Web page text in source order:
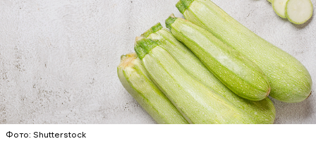
Фото: Shutterstock
ЕДА ОВОЩИ РЕЦЕПТЫ
Фото: Shutterstock
— Наиболее распространенные борщ, щи, котлеты,
салаты, лаваш с творогом и сыром, пироги, омлет,
запеканка. Щавеля там везде используется
немного, поэтому никакого вреда от него не будет.
Чем разнообразнее рацион питания человека, тем
лучше. Потому что это исключает вероятность
возникновения дефицитов микроэлементов, —
заверил специалист.